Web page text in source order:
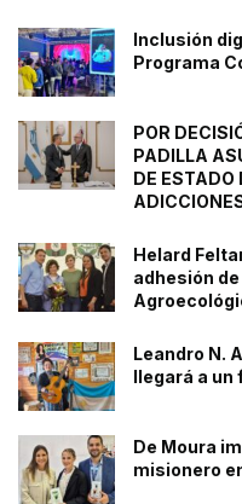
Inclusión
Programa
POR
PADILLA
DE ESTADO
Helard
adhesión
Leandro N.
llegará a
De Moura
misionero